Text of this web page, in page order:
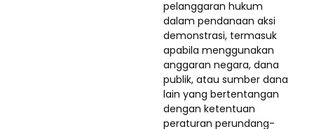
pelanggaran hukum
dalam pendanaan aksi
demonstrasi, termasuk
apabila menggunakan
anggaran negara, dana
publik, atau sumber dana
lain yang bertentangan
dengan ketentuan
peraturan perundang-